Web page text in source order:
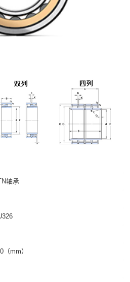
轴承
（mm）